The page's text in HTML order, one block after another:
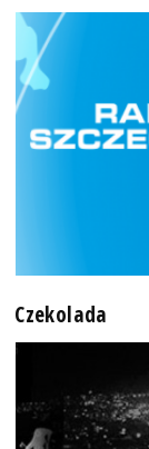
Czekolada